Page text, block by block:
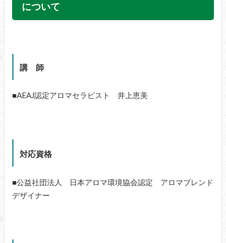
について
講 師
■AEAJ認定アロマセラピスト 井上恵美
対応資格
■公益社団法人 日本アロマ環境協会認定 アロマブレンド
デザイナー